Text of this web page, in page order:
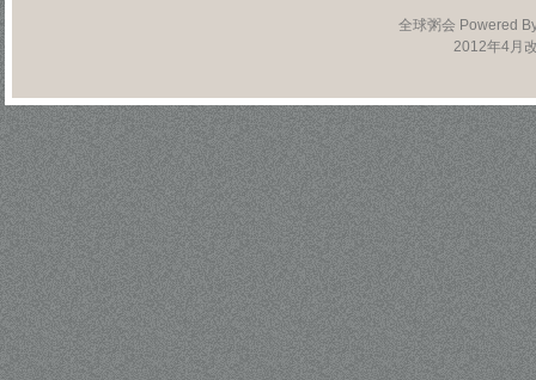
全球粥会 Powered
2012年4月